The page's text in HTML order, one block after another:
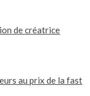
de créatrice
au prix de la fast